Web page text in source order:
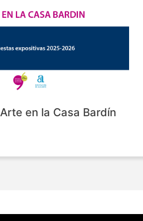
en la Casa Bardín